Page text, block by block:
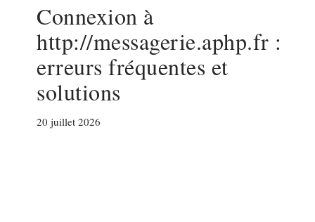
Connexion à
http://messagerie.aphp.fr :
erreurs fréquentes et
solutions
20 juillet 2026